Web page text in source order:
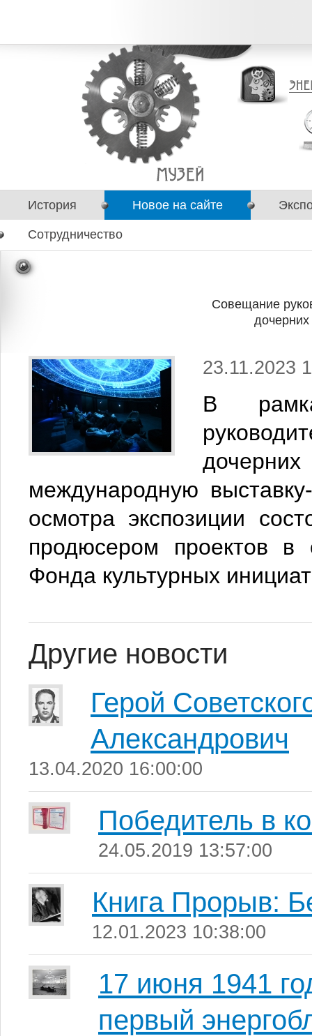
История Новое на сайте
Сотрудничество
Совещание
23.11.2023
В
международную
осмотра экспозиции
продюсером проектов в
Фонда культурных
Другие новости
Герой
Александрович
13.04.2020 16:00:00
Победитель в
24.05.2019 13:57:00
Книга Прорыв:
12.01.2023 10:38:00
17 июня 1941
первый